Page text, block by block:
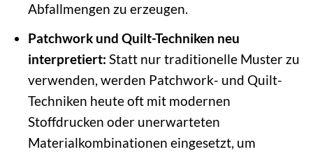
Abfallmengen zu erzeugen.
Patchwork und Quilt-Techniken neu
interpretiert: Statt nur traditionelle Muster zu
verwenden, werden Patchwork- und Quilt-
Techniken heute oft mit modernen
Stoffdrucken oder unerwarteten
Materialkombinationen eingesetzt, um